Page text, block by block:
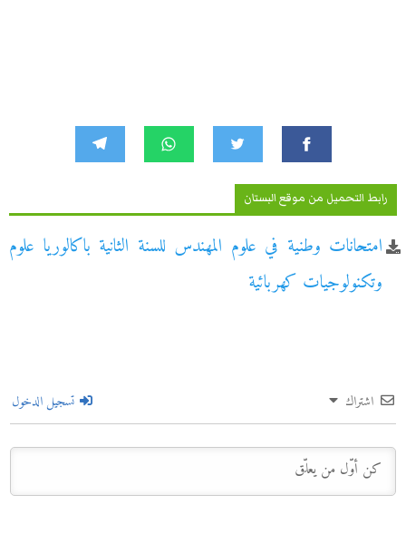
رابط التحميل من موقع البستان
امتحانات وطنية في علوم المهندس للسنة الثانية باكالوريا علوم
وتكنولوجيات كهربائية
اشتراك تسجيل الدخول